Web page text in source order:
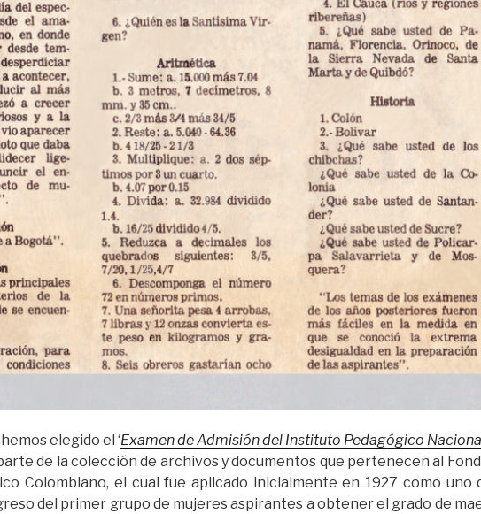
elegido el ‘Examen de Admisión del Instituto Pedagógico
de la colección de archivos y documentos que pertenecen al
Colombiano, el cual fue aplicado inicialmente en 1927 como uno
del primer grupo de mujeres aspirantes a obtener el grado de